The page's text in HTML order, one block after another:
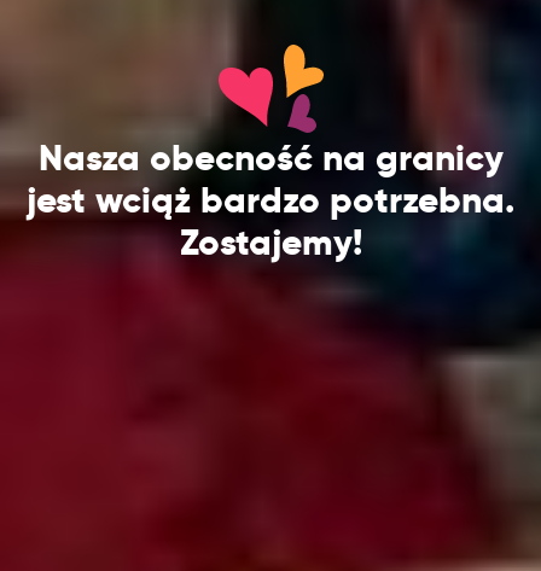
Nasza obecność na granicy
jest wciąż bardzo potrzebna.
Zostajemy!